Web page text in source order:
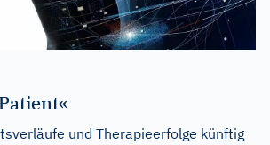
und Therapieerfolge künftig